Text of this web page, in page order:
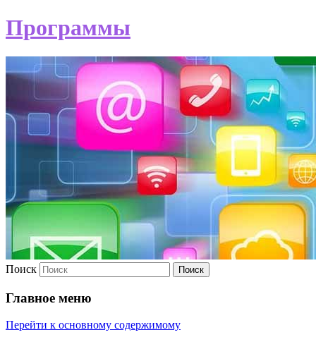
Программы
Поиск
Главное меню
Перейти к основному содержимому